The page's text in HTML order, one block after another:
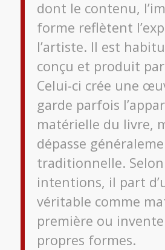
dont le contenu,
forme reflètent
l’artiste. Il est
conçu et produit
Celui-ci crée une
garde parfois
matérielle du livre,
dépasse
traditionnelle. Selon
intentions, il part
véritable comme
première ou invente
propres formes.